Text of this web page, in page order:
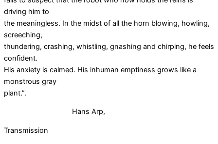
driving him to
the meaningless. In the midst of all the horn blowing, howling,
screeching,
thundering, crashing, whistling, gnashing and chirping, he feels
confident.
His anxiety is calmed. His inhuman emptiness grows like a
monstrous gray
plant.”.
Hans Arp,
Transmission